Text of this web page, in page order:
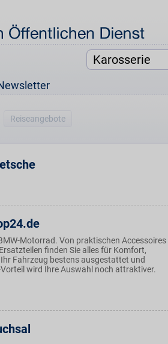
Reiseangebote
Motorrad. Von praktischen Accessoires
finden Sie alles für Komfort,
Fahrzeug bestens ausgestattet und
wird Ihre Auswahl noch attraktiver.